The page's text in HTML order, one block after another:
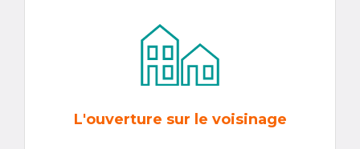
L'ouverture sur le voisinage